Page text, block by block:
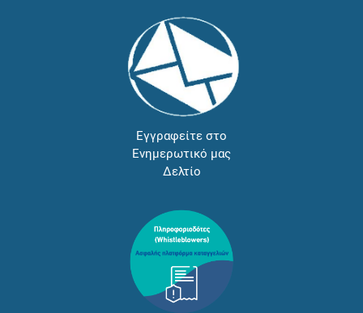
Εγγραφείτε στο
Ενημερωτικό μας
Δελτίο